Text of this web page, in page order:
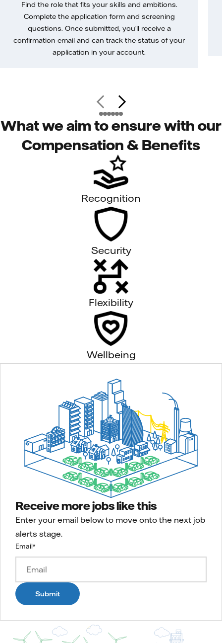
Find the role that fits your skills and ambitions.
Complete the application form and screening
questions. Once submitted, you’ll receive a
confirmation email and can track the status of your
application in your account.
What we aim to ensure with our
Compensation & Benefits
Recognition
Security
Flexibility
Wellbeing
Receive more jobs like this
Enter your email below to move onto the next job
alerts stage.
Email*
Submit